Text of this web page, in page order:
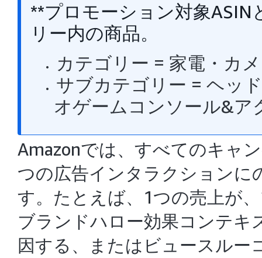
**プロモーション対象
リー内の商品。
カテゴリー = 家電・カ
サブカテゴリー = ヘッ
オゲームコンソール&ア
Amazonでは、すべてのキャ
つの広告インタラクションに
す。たとえば、1つの売上が
ブランドハロー効果コンテキ
因する、またはビュースルー